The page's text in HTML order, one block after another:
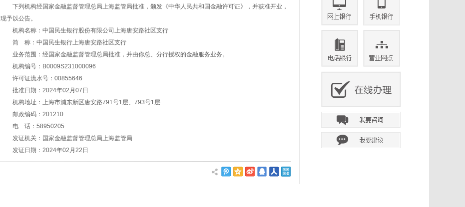
下列机构经国家金融监督管理总局上海监管局批准，颁发《中华人民共和国金融许可证》，并获准开业，
现予以公告。
机构名称：中国民生银行股份有限公司上海唐安路社区支行
简 称：中国民生银行上海唐安路社区支行
业务范围：经国家金融监督管理总局批准，并由你总、分行授权的金融服务业务。
机构编号：B0009S231000096
许可证流水号：00855646
批准日期：2024年02月07日
机构地址：上海市浦东新区唐安路791号1层、793号1层
邮政编码：201210
电 话：58950205
发证机关：国家金融监督管理总局上海监管局
发证日期：2024年02月22日